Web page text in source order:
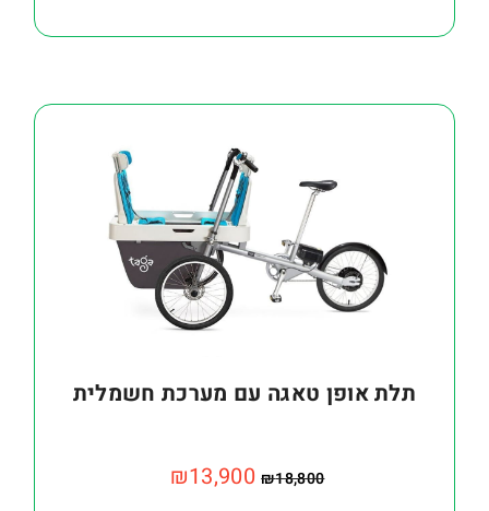
תלת אופן טאגה עם מערכת חשמלית
₪18,800
₪13,900